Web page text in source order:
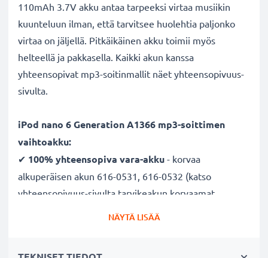
110mAh 3.7V akku antaa tarpeeksi virtaa musiikin
kuunteluun ilman, että tarvitsee huolehtia paljonko
virtaa on jäljellä. Pitkäikäinen akku toimii myös
helteellä ja pakkasella. Kaikki akun kanssa
yhteensopivat mp3-soitinmallit näet yhteensopivuus-
sivulta.
iPod nano 6 Generation A1366 mp3-soittimen
vaihtoakku:
✔ 100% yhteensopiva vara-akku - korvaa
alkuperäisen akun 616-0531, 616-0532 (katso
yhteensopivuus-sivulta tarvikeakun korvaamat
NÄYTÄ LISÄÄ